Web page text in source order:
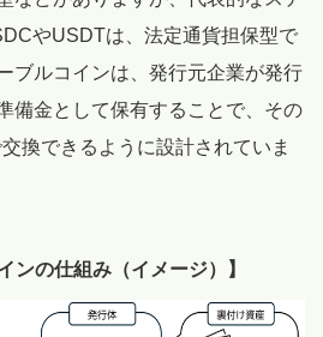
やUSDTは、法定通貨担保型で
ブルコインは、発行元企業が発行
備金として保有することで、その
換できるように設計されていま
ンの仕組み（イメージ）】